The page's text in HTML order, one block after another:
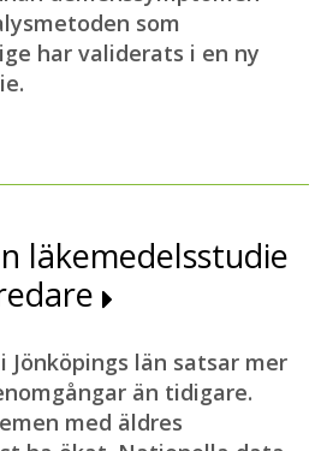
som
har validerats i en ny
läkemedelsstudie
Jönköpings län satsar mer
än tidigare.
med äldres